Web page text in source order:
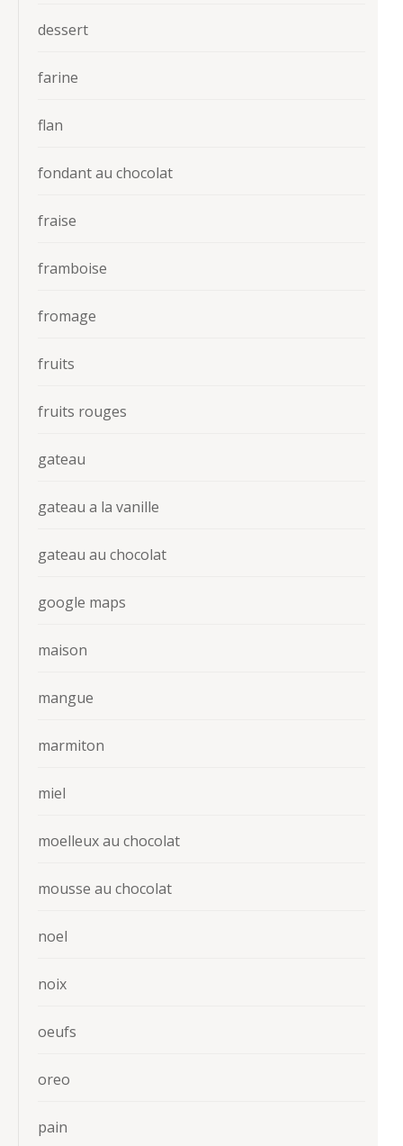
dessert
farine
flan
fondant au chocolat
fraise
framboise
fromage
fruits
fruits rouges
gateau
gateau a la vanille
gateau au chocolat
google maps
maison
mangue
marmiton
miel
moelleux au chocolat
mousse au chocolat
noel
noix
oeufs
oreo
pain